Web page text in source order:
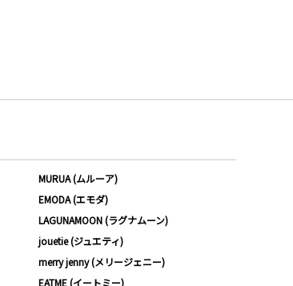
MURUA (ムルーア)
EMODA (エモダ)
LAGUNAMOON (ラグナムーン)
jouetie (ジュエティ)
merry jenny (メリージェニー)
EATME (イートミー)